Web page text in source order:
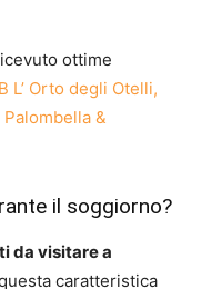
ottime
L’ Orto degli Otelli,
&
il soggiorno?
da visitare a
caratteristica